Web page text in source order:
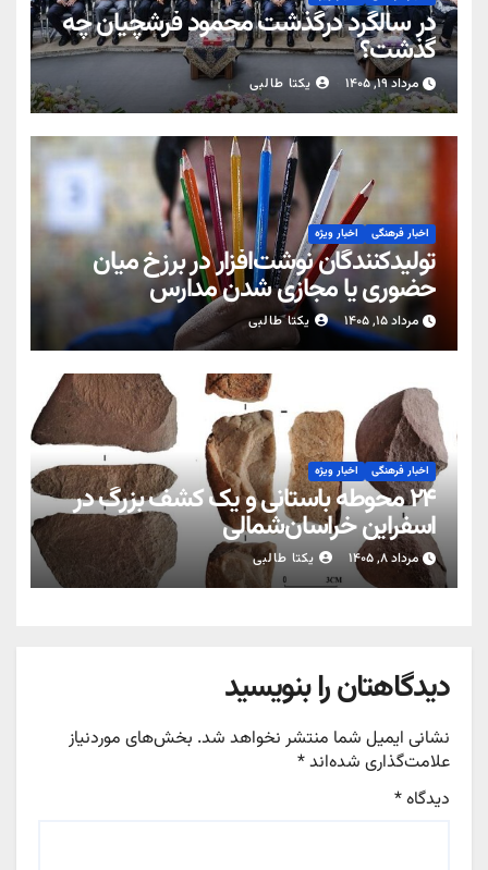
در سالگرد درگذشت محمود فرشچیان چه
گذشت؟
مرداد ۱۹, ۱۴۰۵ یکتا طالبی
اخبار فرهنگی اخبار ویژه
تولیدکنندگان نوشت‌افزار در برزخ میان
حضوری یا مجازی شدن مدارس
مرداد ۱۵, ۱۴۰۵ یکتا طالبی
اخبار فرهنگی اخبار ویژه
۲۴ محوطه باستانی و یک کشف بزرگ در
اسفراین خراسان‌شمالی
مرداد ۸, ۱۴۰۵ یکتا طالبی
دیدگاهتان را بنویسید
نشانی ایمیل شما منتشر نخواهد شد. بخش‌های موردنیاز
علامت‌گذاری شده‌اند*
دیدگاه*